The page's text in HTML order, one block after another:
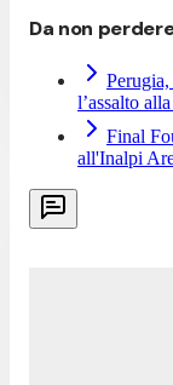
Da non
l’assalto
Final
all'Inalpi